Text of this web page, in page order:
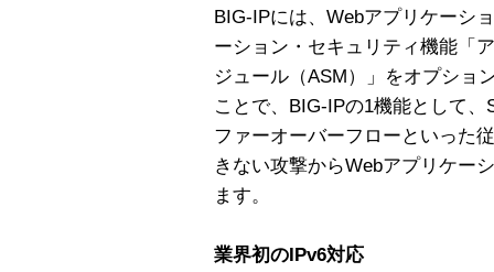
BIG-IPには、Webアプリケーシ
ーション・セキュリティ機能「
ジュール（ASM）」をオプショ
ことで、BIG-IPの1機能として
ファーオーバーフローといった
きない攻撃からWebアプリケー
ます。
業界初のIPv6対応